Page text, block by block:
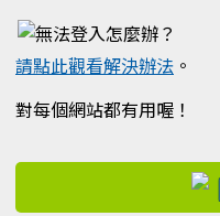
請點此觀看解決辦法 。
對每個網站都有用喔！
右邊區域內容